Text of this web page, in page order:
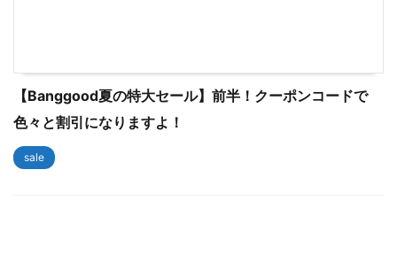
【Banggood夏の特大セール】前半！クーポンコードで
色々と割引になりますよ！
sale